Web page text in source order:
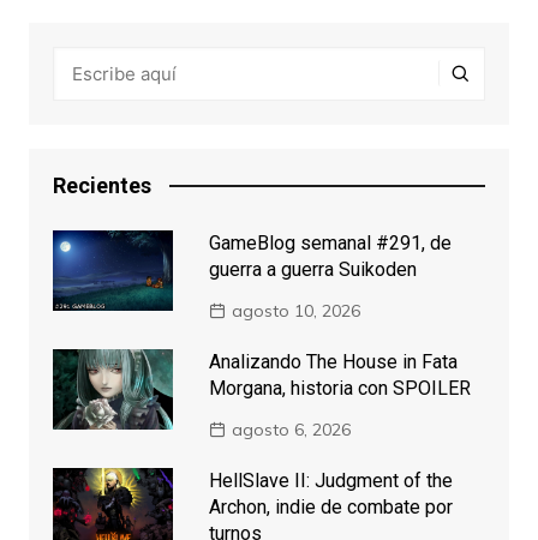
Recientes
GameBlog semanal #291, de
guerra a guerra Suikoden
agosto 10, 2026
Analizando The House in Fata
Morgana, historia con SPOILER
agosto 6, 2026
HellSlave II: Judgment of the
Archon, indie de combate por
turnos